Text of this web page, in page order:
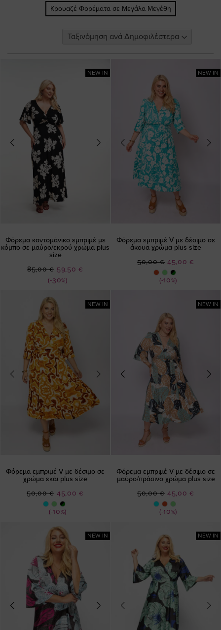
Κρουαζέ Φορέματα σε Μεγάλα Μεγέθη
NEW IN
Φόρεμα κοντομάνικο εμπριμέ με
κόμπο σε μαύρο/εκρού χρώμα plus
size
(-30%)
Ειδική
Τιμή
59,50 €
85,00 €
NEW IN
Φόρεμα εμπριμέ V με δέσιμο σε
άκουα χρώμα plus size
(-10%)
Ειδική
Τιμή
45,00 €
50,00 €
NEW IN
Φόρεμα εμπριμέ V με δέσιμο σε
χρώμα εκάι plus size
(-10%)
Ειδική
Τιμή
45,00 €
50,00 €
NEW IN
Φόρεμα εμπριμέ V με δέσιμο σε
μαύρο/πράσινο χρώμα plus size
(-10%)
Ειδική
Τιμή
45,00 €
50,00 €
NEW IN NEW IN